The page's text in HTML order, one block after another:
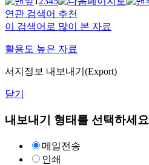
연관 검색어 추천
이 검색어로 많이 본 자료
활용도 높은 자료
서지정보 내보내기(Export)
닫기
내보내기 형태를 선택하세요
메일전송
인쇄